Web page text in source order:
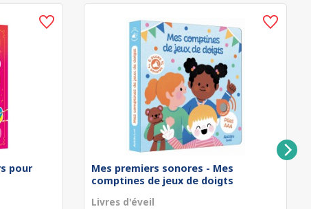
pour
Mes premiers sonores - Mes
comptines de jeux de doigts
Livres d'éveil